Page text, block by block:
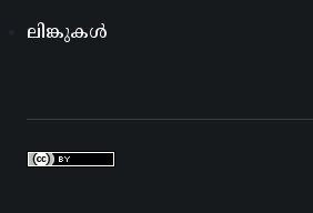
ലിങ്കുകൾ